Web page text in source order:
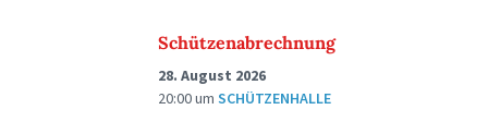
Schützenabrechnung
28. August 2026
20:00um SCHÜTZENHALLE